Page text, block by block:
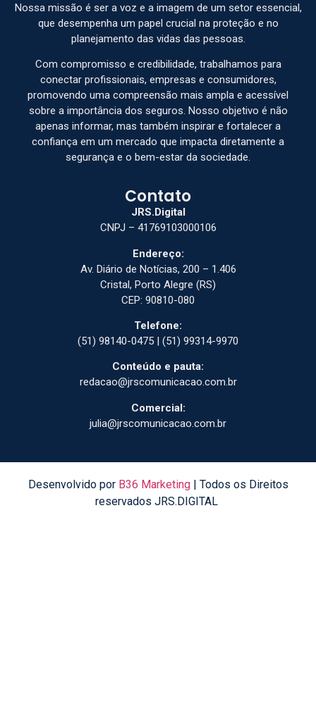
Nossa missão é ser a voz e a imagem de um setor essencial,
que desempenha um papel crucial na proteção e no
planejamento das vidas das pessoas.
Com compromisso e credibilidade, trabalhamos para
conectar profissionais, empresas e consumidores,
promovendo uma compreensão mais ampla e acessível
sobre a importância dos seguros. Nosso objetivo é não
apenas informar, mas também inspirar e fortalecer a
confiança em um mercado que impacta diretamente a
segurança e o bem-estar da sociedade.
Contato
JRS.Digital
CNPJ – 41769103000106
Endereço:
Av. Diário de Notícias, 200 – 1.406
Cristal, Porto Alegre (RS)
CEP: 90810-080
Telefone:
(51) 98140-0475 | (51) 99314-9970
Conteúdo e pauta:
redacao@jrscomunicacao.com.br
Comercial:
julia@jrscomunicacao.com.br
Desenvolvido por B36 Marketing| Todos os Direitos
reservados JRS.DIGITAL